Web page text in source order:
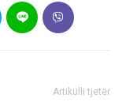
Artikulli tjetër